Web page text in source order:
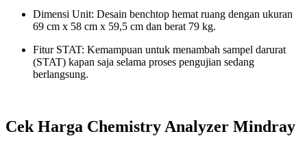
Dimensi Unit: Desain benchtop hemat ruang dengan ukuran
69 cm x 58 cm x 59,5 cm dan berat 79 kg.
Fitur STAT: Kemampuan untuk menambah sampel darurat
(STAT) kapan saja selama proses pengujian sedang
berlangsung.
Cek Harga Chemistry Analyzer Mindray